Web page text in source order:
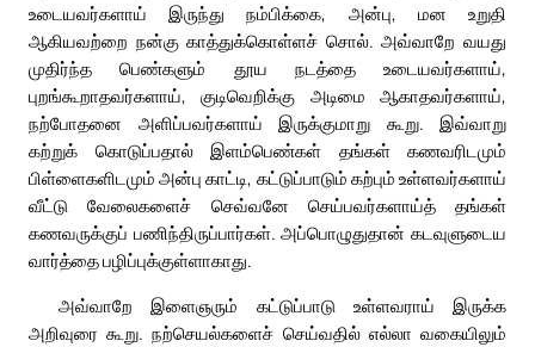
உடையவர்களாய் இருந்து நம்பிக்கை, அன்பு, மன உறுதி
ஆகியவற்றை நன்கு காத்துக்கொள்ளச் சொல். அவ்வாறே வயது
முதிர்ந்த பெண்களும் தூய நடத்தை உடையவர்களாய்,
புறங்கூறாதவர்களாய், குடிவெறிக்கு அடிமை ஆகாதவர்களாய்,
நற்போதனை அளிப்பவர்களாய் இருக்குமாறு கூறு. இவ்வாறு
கற்றுக் கொடுப்பதால் இளம்பெண்கள் தங்கள் கணவரிடமும்
பிள்ளைகளிடமும் அன்பு காட்டி, கட்டுப்பாடும் கற்பும் உள்ளவர்களாய்
வீட்டு வேலைகளைச் செவ்வனே செய்பவர்களாய்த் தங்கள்
கணவருக்குப் பணிந்திருப்பார்கள். அப்பொழுதுதான் கடவுளுடைய
வார்த்தை பழிப்புக்குள்ளாகாது.
அவ்வாறே இளைஞரும் கட்டுப்பாடு உள்ளவராய் இருக்க
அறிவுரை கூறு. நற்செயல்களைச் செய்வதில் எல்லா வகையிலும்